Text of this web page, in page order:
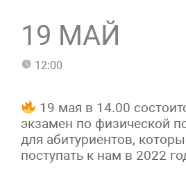
19 МАЙ
12:00
19 мая в 14.00
экзамен по физической
для абитуриентов,
поступать к нам в 2022